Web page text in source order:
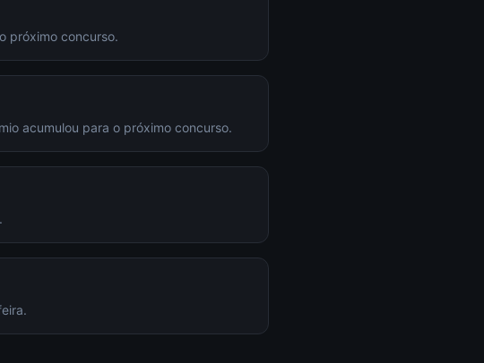
próximo concurso.
acumulou para o próximo concurso.